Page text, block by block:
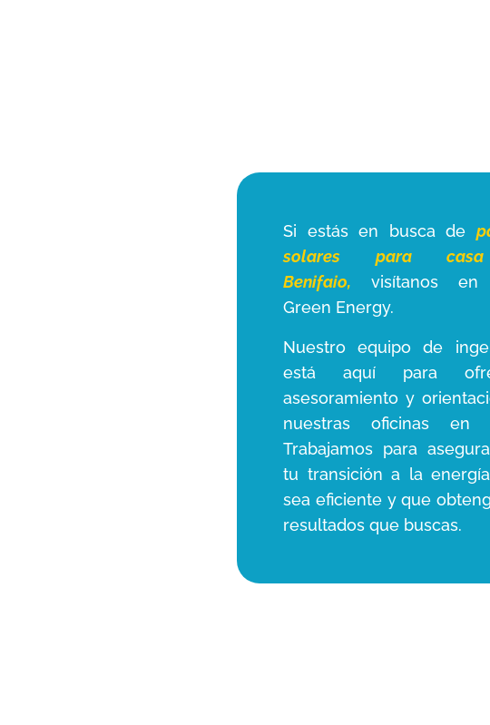
Si estás en busca de
solares para
Benifaio, visítanos en
Green Energy.
Nuestro equipo de
está aquí para
asesoramiento y
nuestras oficinas en
Trabajamos para
tu transición a la
sea eficiente y que
resultados que buscas.